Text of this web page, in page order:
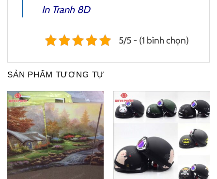
In Tranh 8D
5/5 - (1 bình chọn)
SẢN PHẨM TƯƠNG TỰ